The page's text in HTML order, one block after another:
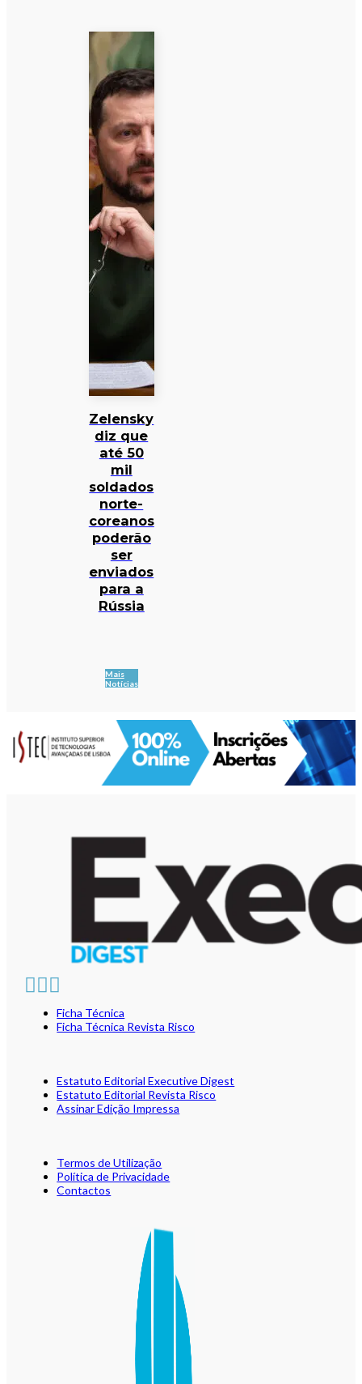
Zelensky
diz que
até 50
mil
soldados
norte-
coreanos
poderão
ser
enviados
para a
Rússia
Mais
Notícias
Ficha Técnica
Ficha Técnica Revista Risco
Estatuto Editorial Executive Digest
Estatuto Editorial Revista Risco
Assinar Edição Impressa
Termos de Utilização
Política de Privacidade
Contactos